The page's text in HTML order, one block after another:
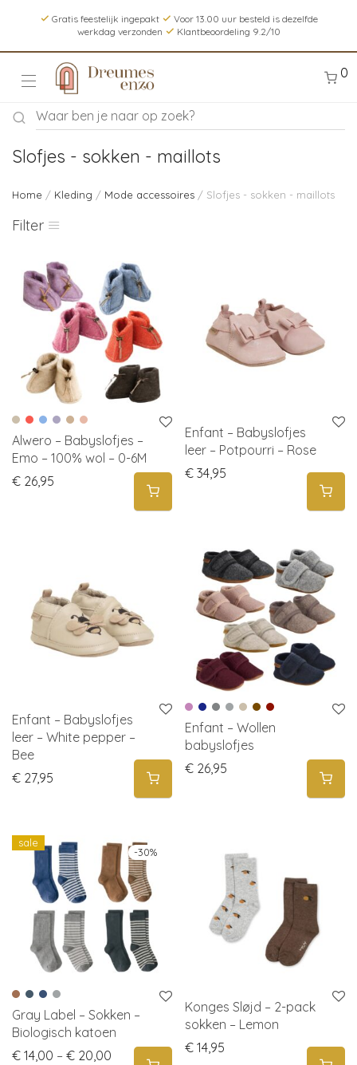
Gratis feestelijk ingepakt
Voor 13.00 uur besteld is dezelfde
werkdag verzonden
Klantbeoordeling 9.2/10
0
Slofjes - sokken - maillots
Home / Kleding / Mode accessoires / Slofjes - sokken - maillots
Filter
Alwero – Babyslofjes –
Emo – 100% wol – 0-6M
€ 26,95
Enfant – Babyslofjes
leer – Potpourri – Rose
€ 34,95
Enfant – Babyslofjes
leer – White pepper –
Bee
€ 27,95
Enfant – Wollen
babyslofjes
€ 26,95
-30%
sale
Gray Label – Sokken –
Biologisch katoen
€ 14,00 – € 20,00 Price range: € 14,00 through € 20,00
Konges Sløjd – 2-pack
sokken – Lemon
€ 14,95